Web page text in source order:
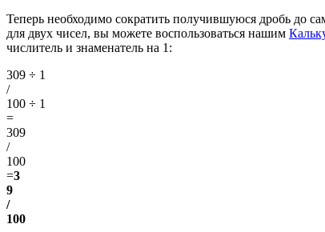
Теперь необходимо сократить получившуюся дробь до
для двух чисел, вы можете воспользоваться нашим
числитель и знаменатель на 1:
309 ÷ 1
/
100 ÷ 1
=
309
/
100
=3
9
/
100